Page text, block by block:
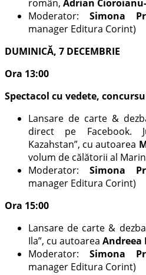
român, Adrian Cioroianu-
Moderator: Simona
manager Editura Corint)
DUMINICĂ, 7 DECEMBRIE
Ora 13:00
Spectacol cu vedete,
Lansare de carte &
direct pe Facebook.
Kazahstan”, cu autoarea
volum de călătorii al
Moderator: Simona
manager Editura Corint)
Ora 15:00
Lansare de carte &
Ila”, cu autoarea Andreea
Moderator: Simona
manager Editura Corint)